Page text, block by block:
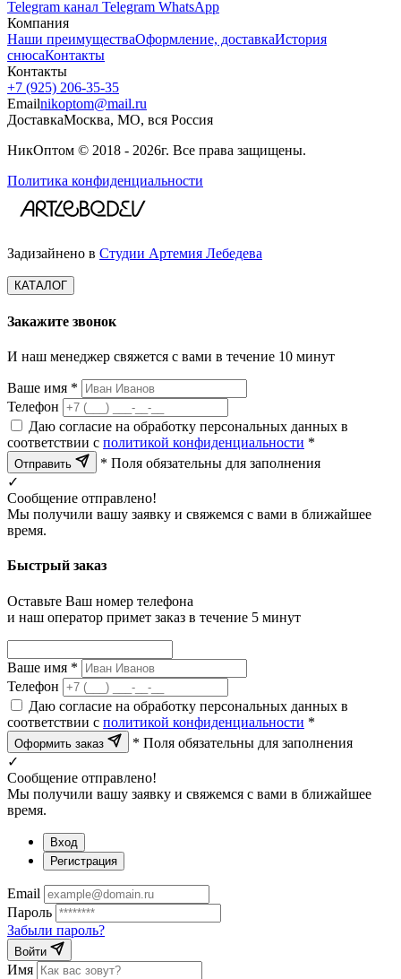
Telegram канал Telegram WhatsApp
Компания
Наши преимуществаОформление, доставкаИстория
снюсаКонтакты
Контакты
+7 (925) 206‑35‑35
Emailnikoptom@mail.ru
ДоставкаМосква, МО, вся Россия
НикОптом © 2018 - 2026г. Все права защищены.
Политика конфиденциальности
Задизайнено в Студии Артемия Лебедева
КАТАЛОГ
Закажите звонок
И наш менеджер свяжется с вами в течение 10 минут
Ваше имя *
Телефон
Даю согласие на обработку персональных данных в
соответствии с политикой конфиденциальности *
Отправить
* Поля обязательны для заполнения
✓
Сообщение отправлено!
Мы получили вашу заявку и свяжемся с вами в ближайшее
время.
Быстрый заказ
Оставьте Ваш номер телефона
и наш оператор примет заказ в течение 5 минут
Ваше имя *
Телефон
Даю согласие на обработку персональных данных в
соответствии с политикой конфиденциальности *
Оформить заказ
* Поля обязательны для заполнения
✓
Сообщение отправлено!
Мы получили вашу заявку и свяжемся с вами в ближайшее
время.
Вход
Регистрация
Email
Пароль
Забыли пароль?
Войти
Имя